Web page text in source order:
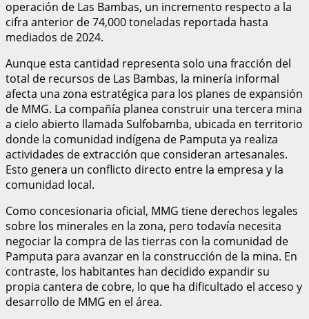
operación de Las Bambas, un incremento respecto a la
cifra anterior de 74,000 toneladas reportada hasta
mediados de 2024.
Aunque esta cantidad representa solo una fracción del
total de recursos de Las Bambas, la minería informal
afecta una zona estratégica para los planes de expansión
de MMG. La compañía planea construir una tercera mina
a cielo abierto llamada Sulfobamba, ubicada en territorio
donde la comunidad indígena de Pamputa ya realiza
actividades de extracción que consideran artesanales.
Esto genera un conflicto directo entre la empresa y la
comunidad local.
Como concesionaria oficial, MMG tiene derechos legales
sobre los minerales en la zona, pero todavía necesita
negociar la compra de las tierras con la comunidad de
Pamputa para avanzar en la construcción de la mina. En
contraste, los habitantes han decidido expandir su
propia cantera de cobre, lo que ha dificultado el acceso y
desarrollo de MMG en el área.